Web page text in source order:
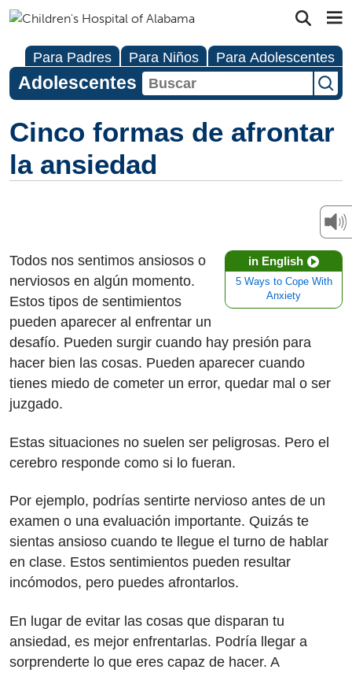
Para Padres Para Niños Para Adolescentes
Adolescentes
Cinco formas de afrontar
la ansiedad
in English
5 Ways to Cope With
Anxiety
Todos nos sentimos ansiosos o
nerviosos en algún momento.
Estos tipos de sentimientos
pueden aparecer al enfrentar un
desafío. Pueden surgir cuando hay presión para
hacer bien las cosas. Pueden aparecer cuando
tienes miedo de cometer un error, quedar mal o ser
juzgado.
Estas situaciones no suelen ser peligrosas. Pero el
cerebro responde como si lo fueran.
Por ejemplo, podrías sentirte nervioso antes de un
examen o una evaluación importante. Quizás te
sientas ansioso cuando te llegue el turno de hablar
en clase. Estos sentimientos pueden resultar
incómodos, pero puedes afrontarlos.
En lugar de evitar las cosas que disparan tu
ansiedad, es mejor enfrentarlas. Podría llegar a
sorprenderte lo que eres capaz de hacer. A